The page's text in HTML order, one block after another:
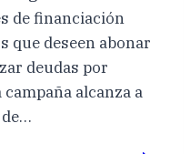
de financiación
que deseen abonar
deudas por
alcanza a
de…